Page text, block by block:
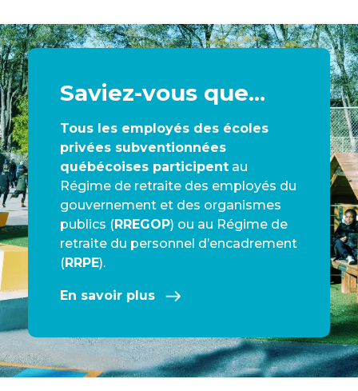
Saviez-vous que...
Tous les employés des écoles
privées subventionnées
québécoises participent au
Régime de retraite des employés du
gouvernement et des organismes
publics (RREGOP) ou au Régime de
retraite du personnel d’encadrement
(RRPE).
En savoir plus